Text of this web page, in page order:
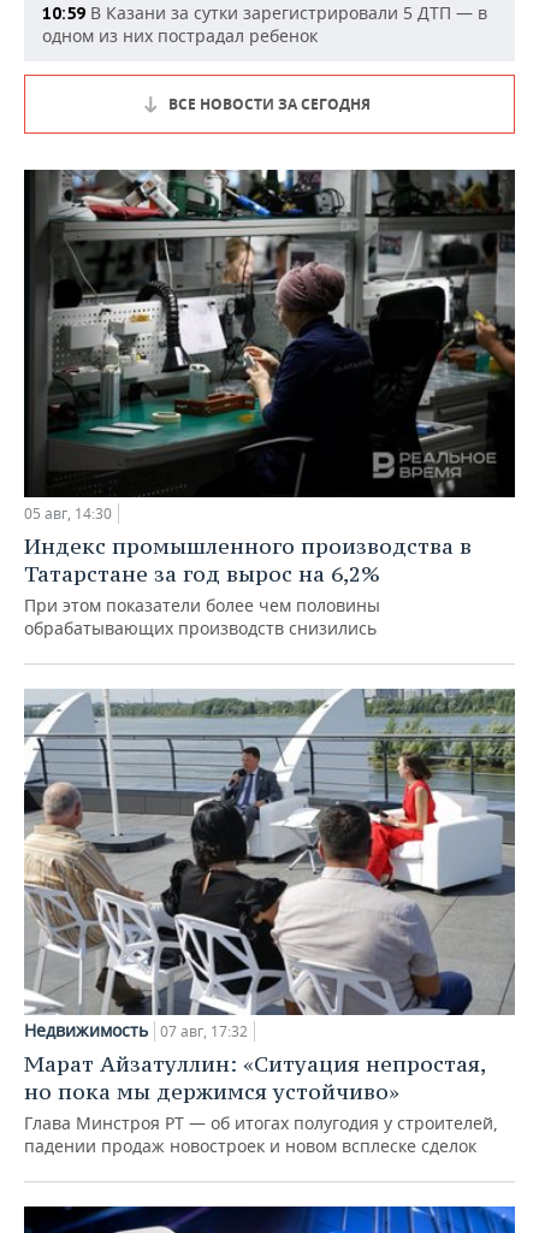
10:59 В Казани за сутки зарегистрировали 5 ДТП — в
одном из них пострадал ребенок
ВСЕ НОВОСТИ ЗА СЕГОДНЯ
05 авг, 14:30
Индекс промышленного производства в
Татарстане за год вырос на 6,2%
При этом показатели более чем половины
обрабатывающих производств снизились
Недвижимость 07 авг, 17:32
Марат Айзатуллин: «Ситуация непростая,
но пока мы держимся устойчиво»
Глава Минстроя РТ — об итогах полугодия у строителей,
падении продаж новостроек и новом всплеске сделок